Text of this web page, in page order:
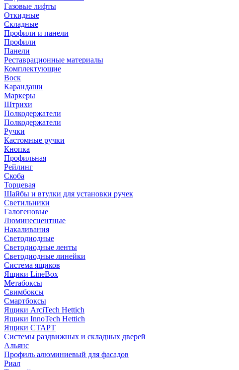
Газовые лифты
Откидные
Складные
Профили и панели
Профили
Панели
Реставрационные материалы
Комплектующие
Воск
Карандаши
Маркеры
Штрихи
Полкодержатели
Полкодержатели
Ручки
Кастомные ручки
Кнопка
Профильная
Рейлинг
Скоба
Торцевая
Шайбы и втулки для установки ручек
Светильники
Галогеновые
Люминесцентные
Накаливания
Светодиодные
Светодиодные ленты
Светодиодные линейки
Система ящиков
Ящики LineBox
Метабоксы
Свимбоксы
Смартбоксы
Ящики ArciTech Hettich
Ящики InnoTech Hettich
Ящики СТАРТ
Системы раздвижных и складных дверей
Альянс
Профиль алюминиевый для фасадов
Риал